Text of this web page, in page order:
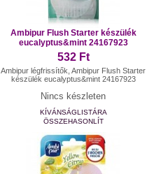
Ambipur Flush Starter készülék
eucalyptus&mint 24167923
532 Ft
Ambipur légfrissítők, Ambipur Flush Starter
készülék eucalyptus&mint 24167923
Nincs készleten
KÍVÁNSÁGLISTÁRA
ÖSSZEHASONLÍT